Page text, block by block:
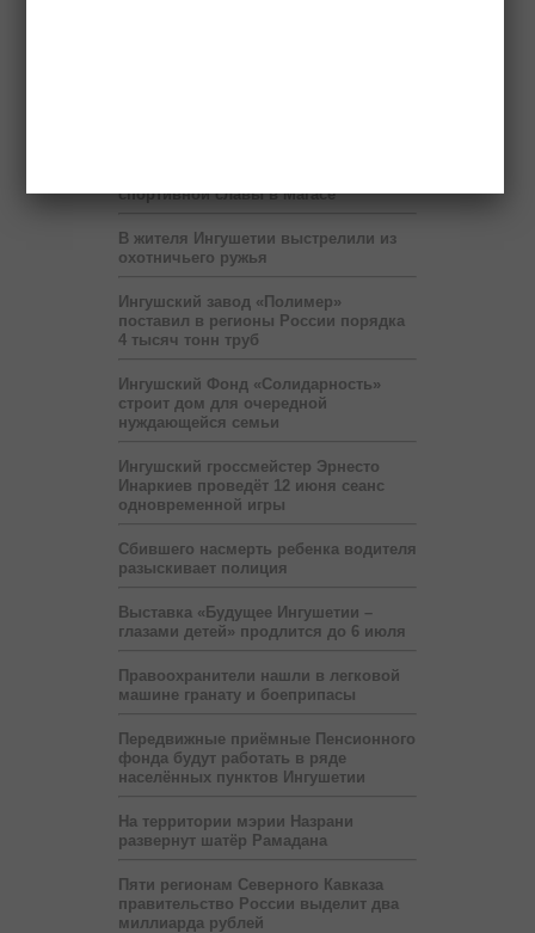
спортивной славы в Магасе
В жителя Ингушетии выстрелили из
охотничьего ружья
Ингушский завод «Полимер»
поставил в регионы России порядка
4 тысяч тонн труб
Ингушский Фонд «Солидарность»
строит дом для очередной
нуждающейся семьи
Ингушский гроссмейстер Эрнесто
Инаркиев проведёт 12 июня сеанс
одновременной игры
Сбившего насмерть ребенка водителя
разыскивает полиция
Выставка «Будущее Ингушетии –
глазами детей» продлится до 6 июля
Правоохранители нашли в легковой
машине гранату и боеприпасы
Передвижные приёмные Пенсионного
фонда будут работать в ряде
населённых пунктов Ингушетии
На территории мэрии Назрани
развернут шатёр Рамадана
Пяти регионам Северного Кавказа
правительство России выделит два
миллиарда рублей